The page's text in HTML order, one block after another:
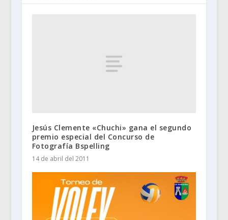
Jesús Clemente «Chuchi» gana el segundo
premio especial del Concurso de
Fotografía Bspelling
14 de abril del 2011